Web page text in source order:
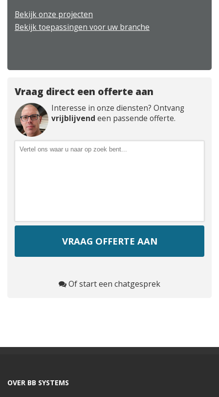
Bekijk onze projecten
Bekijk toepassingen voor uw branche
Vraag direct een offerte aan
Interesse in onze diensten? Ontvang
vrijblijvend een passende offerte.
Of start een chatgesprek
OVER BB SYSTEMS